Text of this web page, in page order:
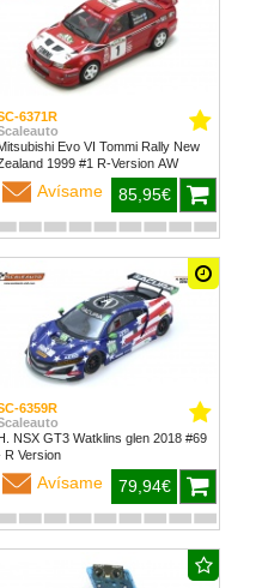
6371R
Evo VI Tommi Rally New
Zealand 1999 #1 R-Version AW
Avísame 85,95€
6359R
NSX GT3 Watklins glen 2018 #69
R Version
Avísame 79,94€